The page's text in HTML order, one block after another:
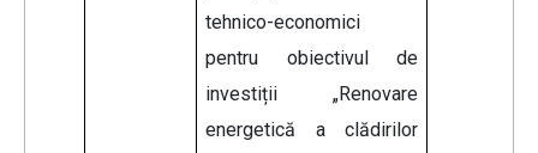
tehnico-economici
pentru obiectivul de
investiții „Renovare
energetică a clădirilor